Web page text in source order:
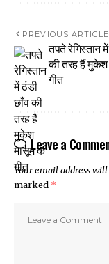
PREVIOUS ARTICLE
तपते रेगिस्तान
की तरह हैं
गीत
Leave a
Your email address
marked *